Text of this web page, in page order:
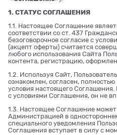
1. СТАТУС СОГЛАШЕНИЯ
1.1. Настоящее Соглашение
соответствии со ст. 437
безоговорочное согласие с
(акцепт оферты) считается
любого использования Сайта
контента, регистрацию,
1.2. Используя Сайт,
ознакомлен, согласен,
условия настоящего Соглашения.
с условиями Соглашения, он не
1.3. Настоящее Соглашение
Администрацией в
специального уведомления
Соглашения вступает в силу с